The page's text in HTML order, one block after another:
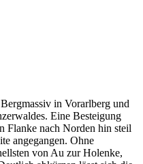
in Vorarlberg und
Eine Besteigung
Flanke nach Norden hin steil
angegangen. Ohne
von Au zur Holenke,